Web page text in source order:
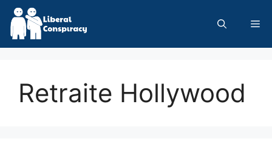
Skip
content
Retraite Hollywood